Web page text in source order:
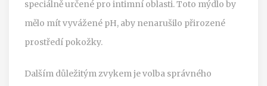
speciálně určené pro intimní oblasti. Toto mýdlo by
mělo mít vyvážené pH, aby nenarušilo přirozené
prostředí pokožky.
Dalším důležitým zvykem je volba správného